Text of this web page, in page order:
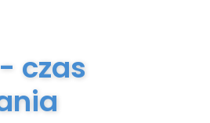
czas